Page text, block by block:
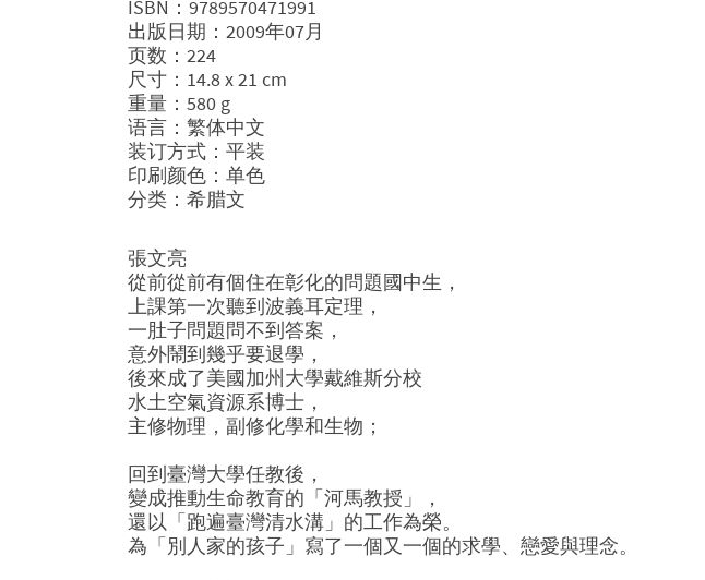
ISBN：9789570471991
出版日期：2009年07月
页数：224
尺寸：14.8 x 21 cm
重量：580 g
语言：繁体中文
装订方式：平装
印刷颜色：单色
分类：希腊文
張文亮
從前從前有個住在彰化的問題國中生，
上課第一次聽到波義耳定理，
一肚子問題問不到答案，
意外鬧到幾乎要退學，
後來成了美國加州大學戴維斯分校
水土空氣資源系博士，
主修物理，副修化學和生物；
回到臺灣大學任教後，
變成推動生命教育的「河馬教授」，
還以「跑遍臺灣清水溝」的工作為榮。
為「別人家的孩子」寫了一個又一個的求學、戀愛與理念。